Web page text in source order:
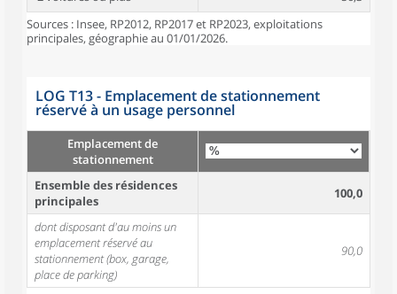
Sources : Insee, RP2012, RP2017 et RP2023, exploitations
principales, géographie au 01/01/2026.
LOG T13 - Emplacement de stationnement
réservé à un usage personnel
Emplacement de
stationnement
Ensemble des résidences
principales
100,0
dont disposant d'au moins un
emplacement réservé au
stationnement (box, garage,
place de parking)
90,0